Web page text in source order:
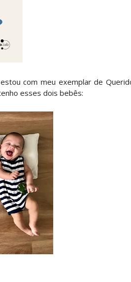
com meu exemplar de
esses dois bebês: